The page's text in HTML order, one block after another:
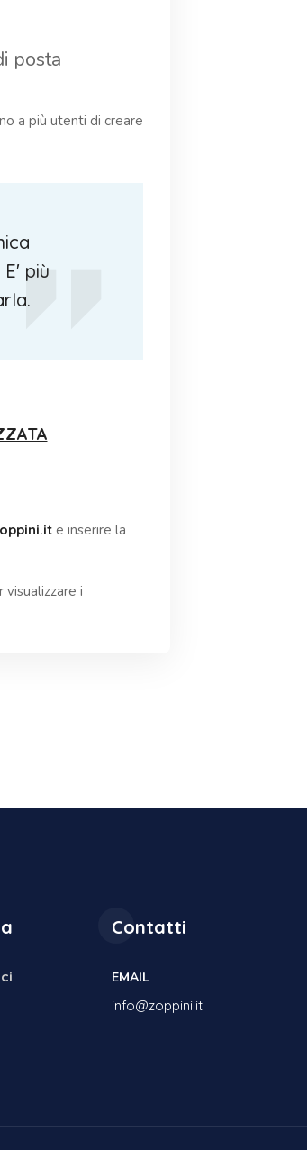
posta
a più utenti di creare
più
e inserire la
visualizzare i
Contatti
EMAIL
info@zoppini.it